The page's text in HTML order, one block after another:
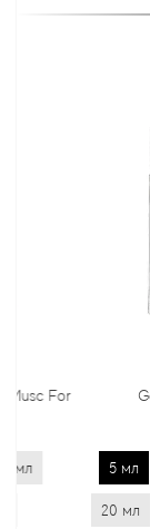
For
10
20 мл